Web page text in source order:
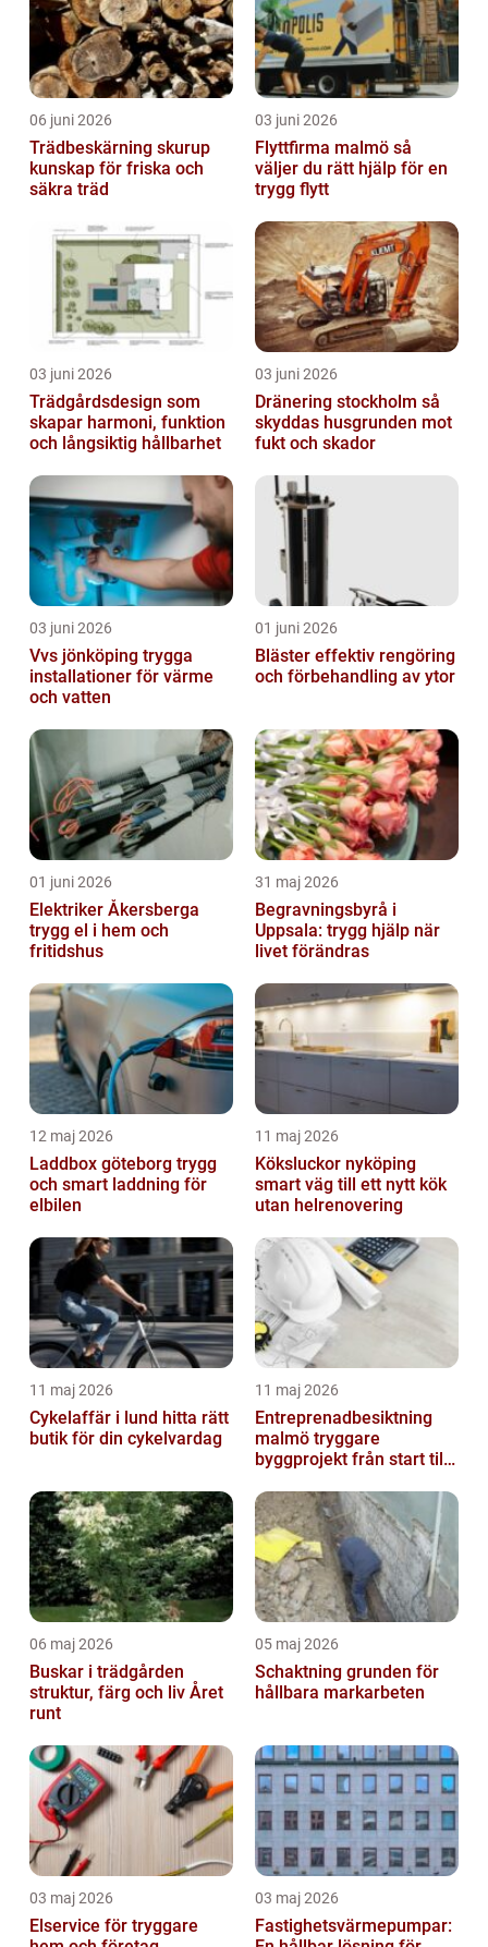
06 juni 2026
Trädbeskärning skurup
kunskap för friska och
säkra träd
03 juni 2026
Flyttfirma malmö så
väljer du rätt hjälp för en
trygg flytt
03 juni 2026
Trädgårdsdesign som
skapar harmoni, funktion
och långsiktig hållbarhet
03 juni 2026
Dränering stockholm så
skyddas husgrunden mot
fukt och skador
03 juni 2026
Vvs jönköping trygga
installationer för värme
och vatten
01 juni 2026
Bläster effektiv rengöring
och förbehandling av ytor
01 juni 2026
Elektriker Åkersberga
trygg el i hem och
fritidshus
31 maj 2026
Begravningsbyrå i
Uppsala: trygg hjälp när
livet förändras
12 maj 2026
Laddbox göteborg trygg
och smart laddning för
elbilen
11 maj 2026
Köksluckor nyköping
smart väg till ett nytt kök
utan helrenovering
11 maj 2026
Cykelaffär i lund hitta rätt
butik för din cykelvardag
11 maj 2026
Entreprenadbesiktning
malmö tryggare
byggprojekt från start till
06 maj 2026
Buskar i trädgården
struktur, färg och liv Året
runt
05 maj 2026
Schaktning grunden för
hållbara markarbeten
03 maj 2026
Elservice för tryggare
03 maj 2026
Fastighetsvärmepumpar: